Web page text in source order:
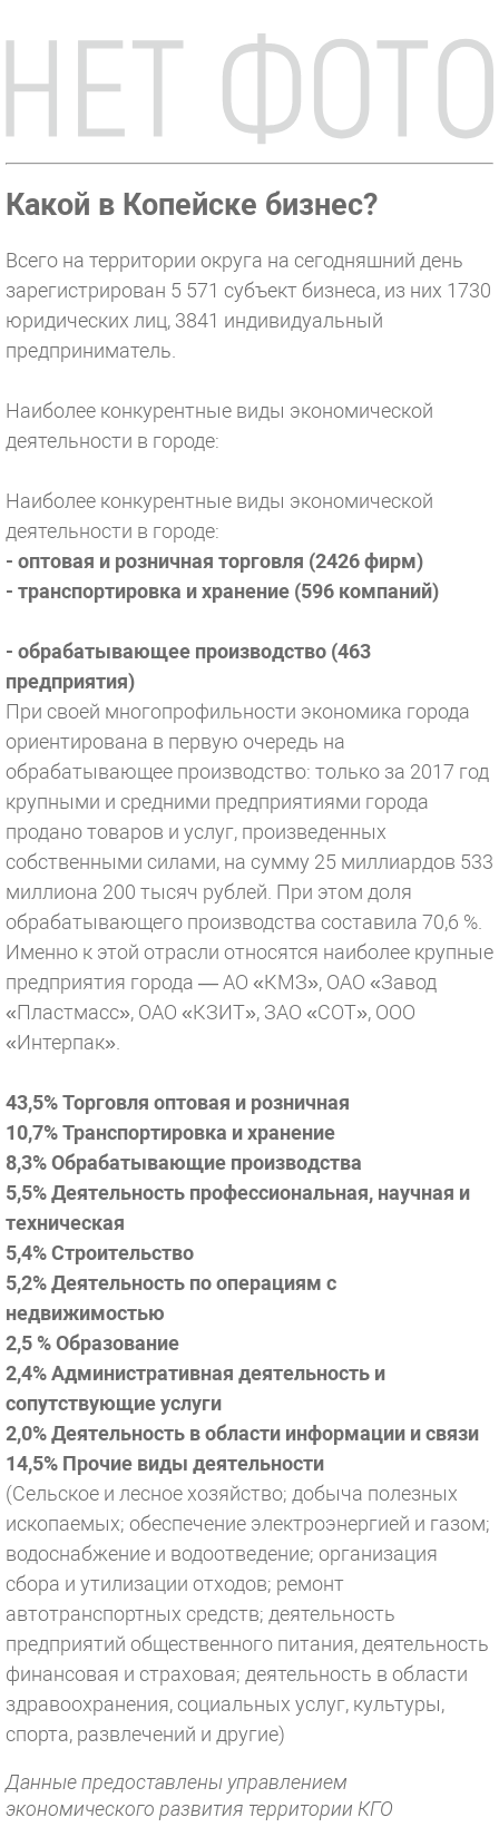
Какой в Копейске бизнес?
Всего на территории округа на сегодняшний день
зарегистрирован 5 571 субъект бизнеса, из них 1730
юридических лиц, 3841 индивидуальный
предприниматель.
Наиболее конкурентные виды экономической
деятельности в городе:
Наиболее конкурентные виды экономической
деятельности в городе:
- оптовая и розничная торговля (2426 фирм)
- транспортировка и хранение (596 компаний)
- обрабатывающее производство (463
предприятия)
При своей многопрофильности экономика города
ориентирована в первую очередь на
обрабатывающее производство: только за 2017 год
крупными и средними предприятиями города
продано товаров и услуг, произведенных
собственными силами, на сумму 25 миллиардов 533
миллиона 200 тысяч рублей. При этом доля
обрабатывающего производства составила 70,6 %.
Именно к этой отрасли относятся наиболее крупные
предприятия города — АО «КМЗ», ОАО «Завод
«Пластмасс», ОАО «КЗИТ», ЗАО «СОТ», ООО
«Интерпак».
43,5% Торговля оптовая и розничная
10,7% Транспортировка и хранение
8,3% Обрабатывающие производства
5,5% Деятельность профессиональная, научная и
техническая
5,4% Строительство
5,2% Деятельность по операциям с
недвижимостью
2,5 % Образование
2,4% Административная деятельность и
сопутствующие услуги
2,0% Деятельность в области информации и связи
14,5% Прочие виды деятельности
(Сельское и лесное хозяйство; добыча полезных
ископаемых; обеспечение электроэнергией и газом;
водоснабжение и водоотведение; организация
сбора и утилизации отходов; ремонт
автотранспортных средств; деятельность
предприятий общественного питания, деятельность
финансовая и страховая; деятельность в области
здравоохранения, социальных услуг, культуры,
спорта, развлечений и другие)
Данные предоставлены управлением
экономического развития территории КГО